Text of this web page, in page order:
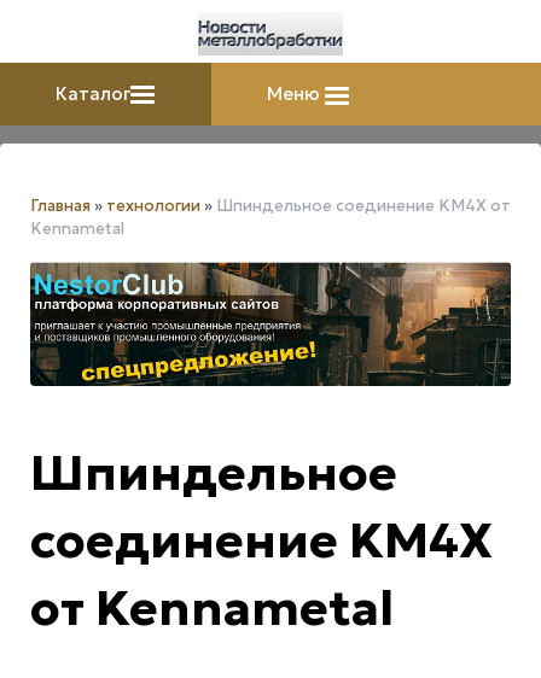
Каталог Меню
Главная » технологии » Шпиндельное соединение KM4X от
Kennametal
Шпиндельное
соединение KM4X
от Kennametal